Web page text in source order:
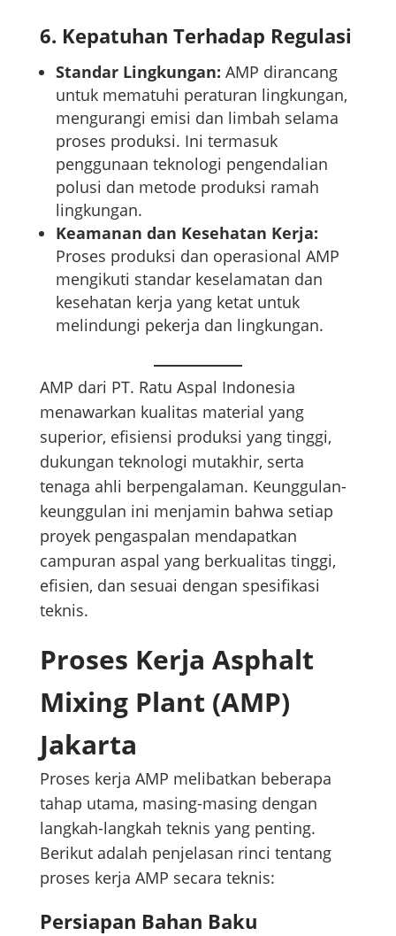
6. Kepatuhan Terhadap Regulasi
Standar Lingkungan: AMP dirancang
untuk mematuhi peraturan lingkungan,
mengurangi emisi dan limbah selama
proses produksi. Ini termasuk
penggunaan teknologi pengendalian
polusi dan metode produksi ramah
lingkungan.
Keamanan dan Kesehatan Kerja:
Proses produksi dan operasional AMP
mengikuti standar keselamatan dan
kesehatan kerja yang ketat untuk
melindungi pekerja dan lingkungan.
AMP dari PT. Ratu Aspal Indonesia
menawarkan kualitas material yang
superior, efisiensi produksi yang tinggi,
dukungan teknologi mutakhir, serta
tenaga ahli berpengalaman. Keunggulan-
keunggulan ini menjamin bahwa setiap
proyek pengaspalan mendapatkan
campuran aspal yang berkualitas tinggi,
efisien, dan sesuai dengan spesifikasi
teknis.
Proses Kerja Asphalt
Mixing Plant (AMP)
Jakarta
Proses kerja AMP melibatkan beberapa
tahap utama, masing-masing dengan
langkah-langkah teknis yang penting.
Berikut adalah penjelasan rinci tentang
proses kerja AMP secara teknis:
Persiapan Bahan Baku